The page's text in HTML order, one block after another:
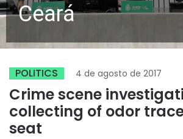
Ceará
POLITICS 4 de agosto de 2017
Crime scene
collecting of odor
seat